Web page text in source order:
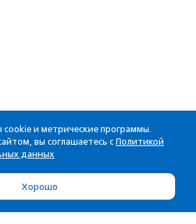
и метрические программы.
вы соглашаетесь с Политикой
данных
Хорошо